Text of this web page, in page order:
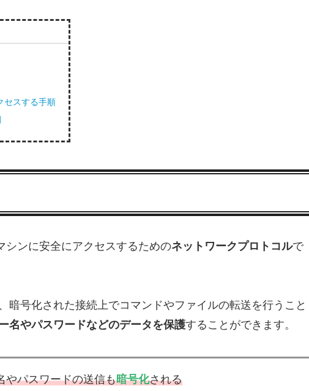
セスする手順
シンに安全にアクセスするためのネットワークプロトコルで
暗号化された接続上でコマンドやファイルの転送を行うこと
名やパスワードなどのデータを保護することができます。
やパスワードの送信も暗号化される